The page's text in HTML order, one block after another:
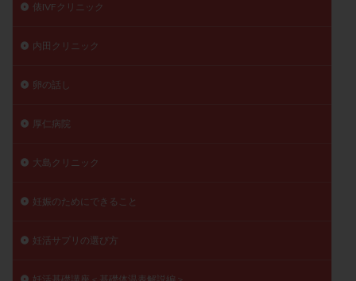
俵IVFクリニック
内田クリニック
卵の話し
厚仁病院
大島クリニック
妊娠のためにできること
妊活サプリの選び方